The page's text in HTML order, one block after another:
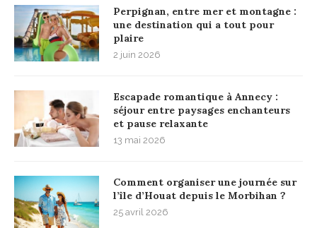
Perpignan, entre mer et montagne :
une destination qui a tout pour
plaire
2 juin 2026
Escapade romantique à Annecy :
séjour entre paysages enchanteurs
et pause relaxante
13 mai 2026
Comment organiser une journée sur
l’île d’Houat depuis le Morbihan ?
25 avril 2026